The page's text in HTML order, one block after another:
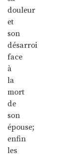
douleur
et
son
désarroi
face
à
la
mort
de
son
épouse;
enfin
les